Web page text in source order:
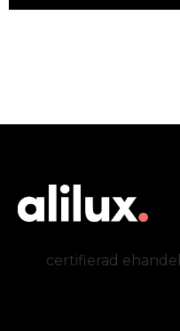
certifierad ehandel